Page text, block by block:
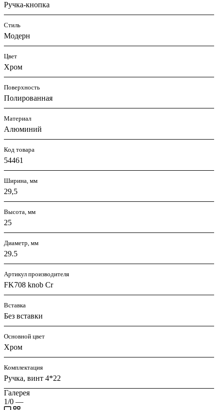
Ручка-кнопка
Стиль
Модерн
Цвет
Хром
Поверхность
Полированная
Материал
Алюминий
Код товара
54461
Ширина, мм
29,5
Высота, мм
25
Диаметр, мм
29.5
Артикул производителя
FK708 knob Cr
Вставка
Без вставки
Основной цвет
Хром
Комплектация
Ручка, винт 4*22
Галерея
1/0 —